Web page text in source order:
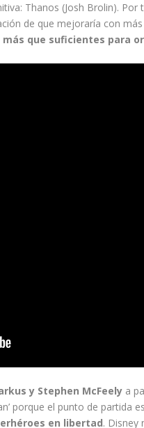
Thanos (Josh Brolin).
de que mejoraría con
más que suficientes para
y Stephen McFeely a
porque el punto de partida
en libertad. Disney